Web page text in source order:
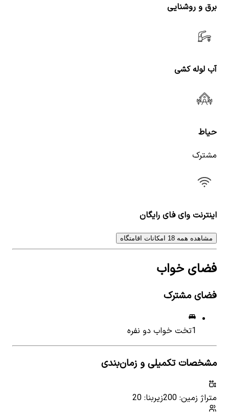
برق و روشنایی
آب لوله کشی
حیاط
مشترک
اینترنت وای فای رایگان
مشاهده همه 18 امکانات اقامتگاه
فضای خواب
فضای مشترک
1تخت خواب دو نفره
مشخصات تکمیلی و زمان‌بندی
متراژ زمین: 200
زیربنا: 20